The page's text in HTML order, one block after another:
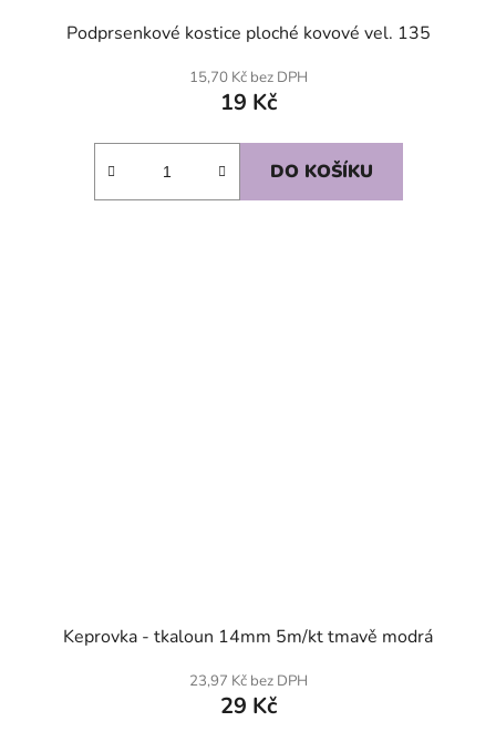
Podprsenkové kostice ploché kovové vel. 135
15,70 Kč bez DPH
19 Kč
DO KOŠÍKU
Keprovka - tkaloun 14mm 5m/kt tmavě modrá
23,97 Kč bez DPH
29 Kč